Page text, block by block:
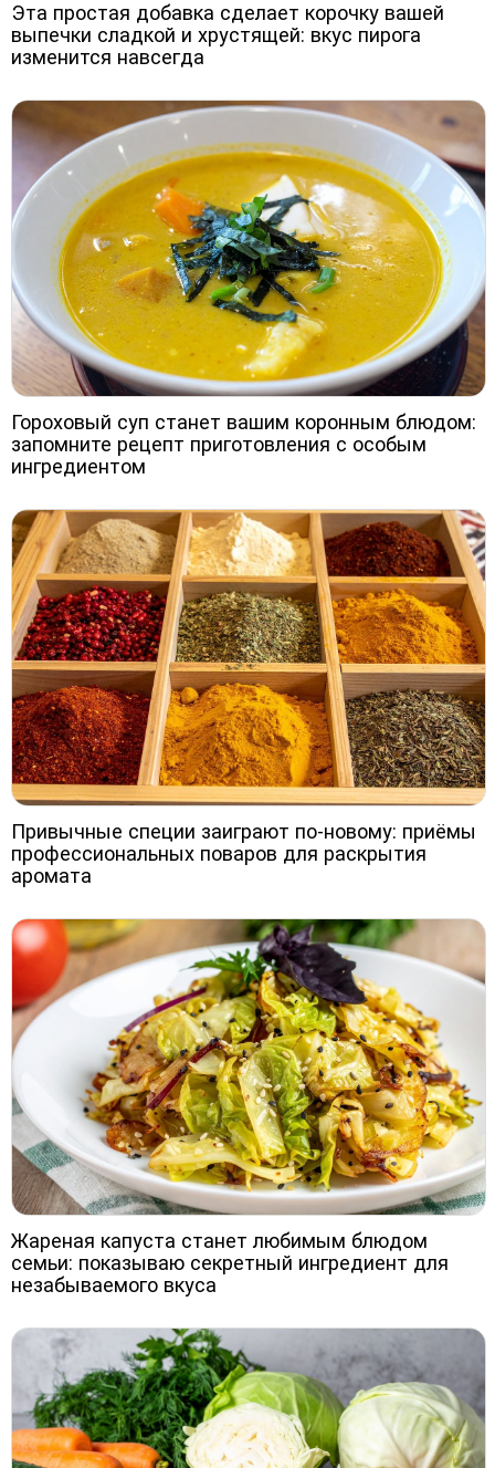
Эта простая добавка сделает корочку вашей
выпечки сладкой и хрустящей: вкус пирога
изменится навсегда
Гороховый суп станет вашим коронным блюдом:
запомните рецепт приготовления с особым
ингредиентом
Привычные специи заиграют по-новому: приёмы
профессиональных поваров для раскрытия
аромата
Жареная капуста станет любимым блюдом
семьи: показываю секретный ингредиент для
незабываемого вкуса